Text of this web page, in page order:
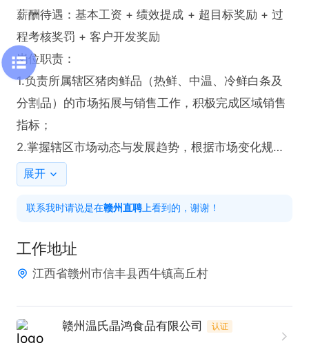
薪酬待遇：基本工资 + 绩效提成 + 超目标奖励 + 过
程考核奖罚 + 客户开发奖励
岗位职责：
1.负责所属辖区猪肉鲜品（热鲜、中温、冷鲜白条及
分割品）的市场拓展与销售工作，积极完成区域销售
指标；
2.掌握辖区市场动态与发展趋势，根据市场变化规律
提出区域营销计划，并对公司销售策略、服务及新产
品开发提供参考意见；
3.拓展所辖地区销售渠道，与大客户建立长期稳定的
4.调研市场需求，对比同行产品质量并及时反馈差
异，跟踪并提出相关的改进建议。
1.从事销售行业，有丰富销售经验，沟通力强；
展开
联系我时请说是在赣州直聘上看到的，谢谢！
工作地址
江西省赣州市信丰县西牛镇高丘村
赣州温氏晶鸿食品有限公司 认证